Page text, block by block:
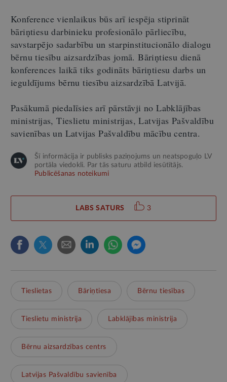
Konference vienlaikus būs arī iespēja stiprināt
bāriņtiesu darbinieku profesionālo pārliecību,
savstarpējo sadarbību un starpinstitucionālo dialogu
bērnu tiesību aizsardzības jomā. Bāriņtiesu dienā
konferences laikā tiks godināts bāriņtiesu darbs un
ieguldījums bērnu tiesību aizsardzībā Latvijā.
Pasākumā piedalīsies arī pārstāvji no Labklājības
ministrijas, Tieslietu ministrijas, Latvijas Pašvaldību
savienības un Latvijas Pašvaldību mācību centra.
Šī informācija ir publisks paziņojums un neatspoguļo LV
portāla viedokli. Par tās saturu atbild iesūtītājs.
Publicēšanas noteikumi
LABS SATURS 3
Tieslietas Bāriņtiesa Bērnu tiesības
Tieslietu ministrija Labklājības ministrija
Bērnu aizsardzības centrs
Latvijas Pašvaldību savienība